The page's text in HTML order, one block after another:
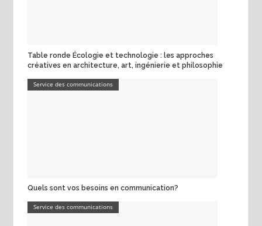
Table ronde Écologie et technologie : les approches
créatives en architecture, art, ingénierie et philosophie
Service des communications
Quels sont vos besoins en communication?
Service des communications